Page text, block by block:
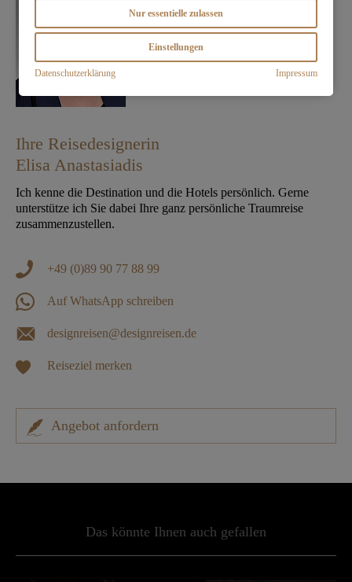
Ihre Reisedesignerin
Elisa Anastasiadis
Ich kenne die Destination und die Hotels persönlich. Gerne
unterstütze ich Sie dabei Ihre ganz persönliche Traumreise
zusammenzustellen.
+49 (0)89 90 77 88 99
Auf WhatsApp schreiben
designreisen@designreisen.de
Reiseziel merken
Angebot anfordern
Das könnte Ihnen auch gefallen
Nur essentielle zulassen
Einstellungen
Datenschutzerklärung Impressum